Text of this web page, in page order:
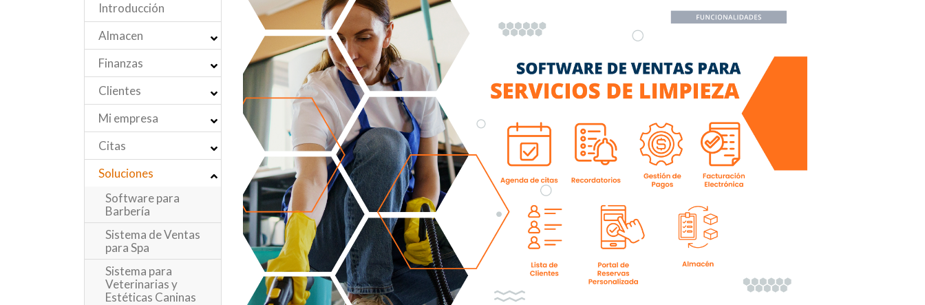
Introducción
Almacen
Finanzas
Clientes
Mi empresa
Citas
Soluciones
Software para
Barbería
Sistema de Ventas
para Spa
Sistema para
Veterinarias y
Estéticas Caninas